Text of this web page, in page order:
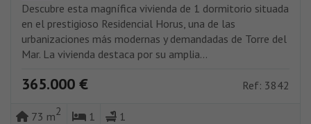
Descubre esta magnífica vivienda de 1 dormitorio situada
en el prestigioso Residencial Horus, una de las
urbanizaciones más modernas y demandadas de Torre del
Mar. La vivienda destaca por su amplia...
365.000 € Ref: 3842
73 m2 1 1